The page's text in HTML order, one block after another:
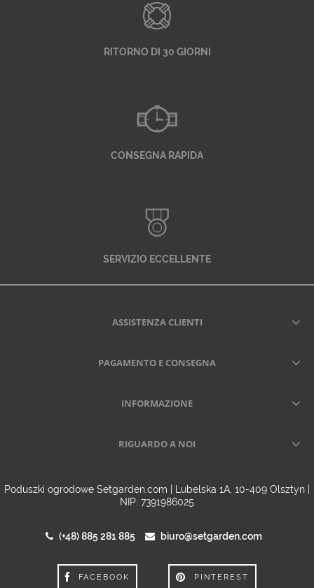
RITORNO DI 30 GIORNI
CONSEGNA RAPIDA
SERVIZIO ECCELLENTE
ASSISTENZA CLIENTI
PAGAMENTO E CONSEGNA
INFORMAZIONE
RIGUARDO A NOI
Poduszki ogrodowe Setgarden.com | Lubelska 1A, 10-409 Olsztyn |
NIP: 7391986025
(+48) 885 281 885 biuro@setgarden.com
FACEBOOK PINTEREST